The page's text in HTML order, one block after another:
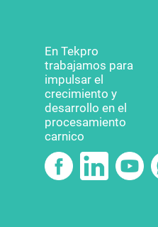
En Tekpro
trabajamos para
impulsar el
crecimiento y
desarrollo en el
procesamiento
carnico